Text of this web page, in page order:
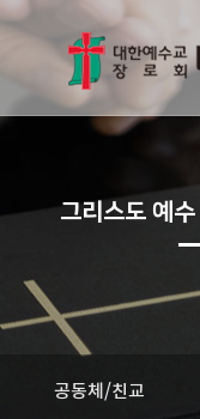
그리스도 예
공동체/친교